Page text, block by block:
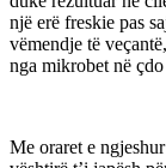
një erë freskie pas
vëmendje të
nga mikrobet në
Me oraret e